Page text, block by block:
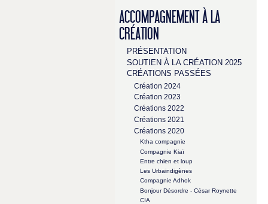
ACCOMPAGNEMENT À LA
CRÉATION
PRÉSENTATION
SOUTIEN À LA CRÉATION 2025
CRÉATIONS PASSÉES
Création 2024
Création 2023
Créations 2022
Créations 2021
Créations 2020
Ktha compagnie
Compagnie Kiaï
Entre chien et loup
Les Urbaindigènes
Compagnie Adhok
Bonjour Désordre - César Roynette
CIA